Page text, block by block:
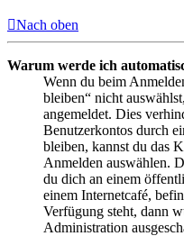
Nach oben
Warum werde ich
Wenn du beim
bleiben“ nicht
angemeldet. Dies
Benutzerkontos durch
bleiben, kannst du das
Anmelden auswählen.
du dich an einem
einem Internetcafé,
Verfügung steht, dann
Administration